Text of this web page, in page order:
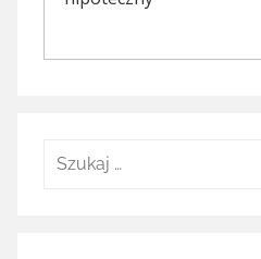
Szukaj: